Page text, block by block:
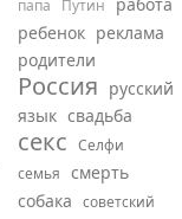
папа Путин
ребенок реклама
родители
Россия русский
язык свадьба
секс Селфи
семья смерть
собака советский